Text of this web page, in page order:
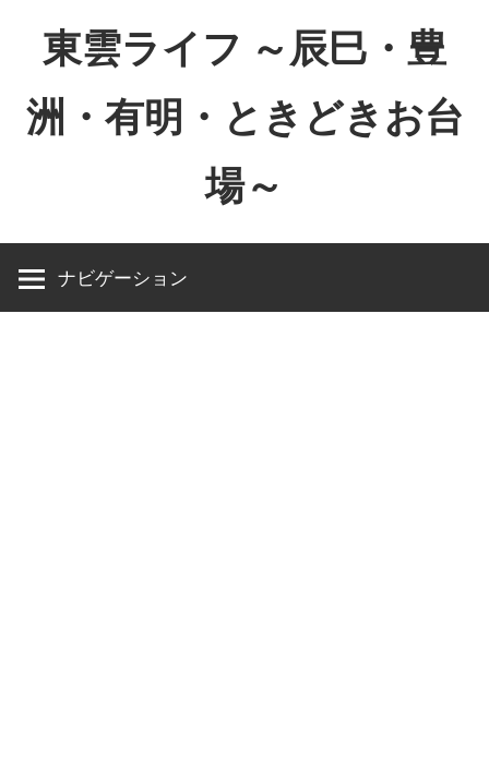
東雲ライフ ～辰巳・豊
洲・有明・ときどきお台
場～
ラ
ナビゲーション